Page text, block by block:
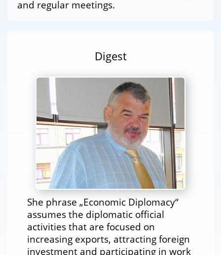
and regular meetings.
Digest
She phrase „Economic Diplomacy“
assumes the diplomatic official
activities that are focused on
increasing exports, attracting foreign
investment and participating in work